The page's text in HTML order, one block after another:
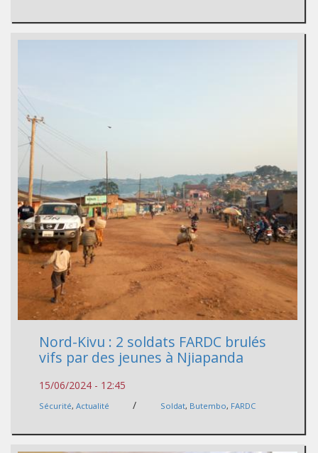
Nord-Kivu : 2 soldats FARDC brulés
vifs par des jeunes à Njiapanda
15/06/2024 - 12:45
Sécurité, Actualité / Soldat, Butembo, FARDC